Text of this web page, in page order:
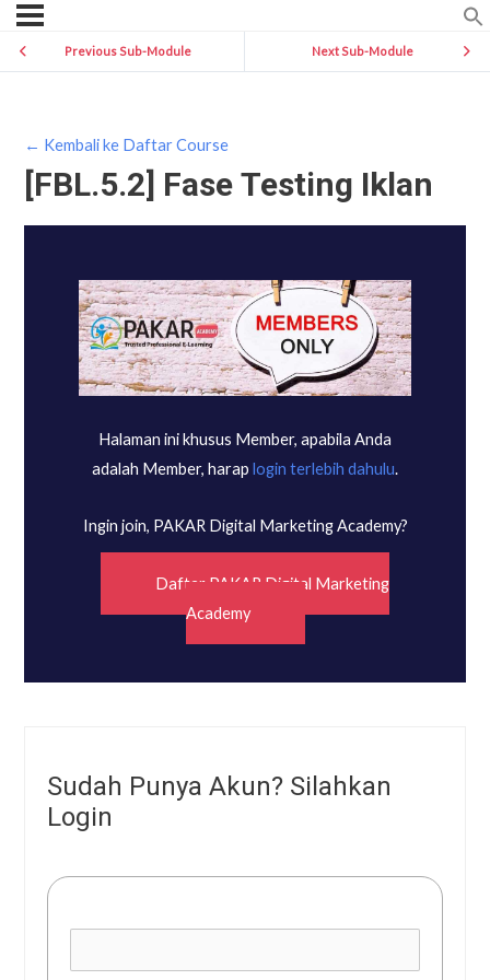
Previous Sub-Module Next Sub-Module
← Kembali ke Daftar Course
[FBL.5.2] Fase Testing Iklan
Halaman ini khusus Member, apabila Anda
adalah Member, harap login terlebih dahulu.
Ingin join, PAKAR Digital Marketing Academy?
Daftar PAKAR Digital Marketing
Academy
Sudah Punya Akun? Silahkan
Login